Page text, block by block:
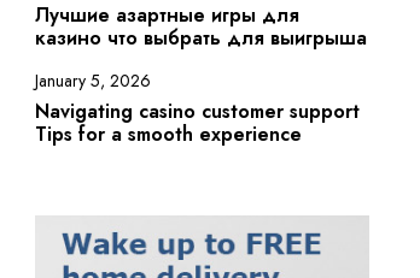
Лучшие азартные игры для
казино что выбрать для выигрыша
January 5, 2026
Navigating casino customer support
Tips for a smooth experience